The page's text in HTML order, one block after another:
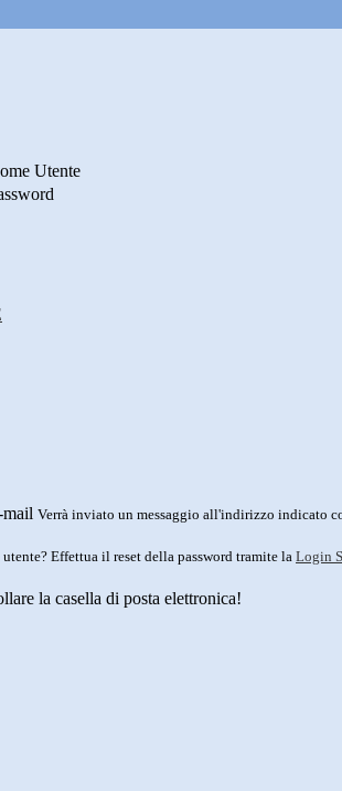
Utente
Verrà inviato un messaggio all'indirizzo indicato
Effettua il reset della password tramite la Login
la casella di posta elettronica!